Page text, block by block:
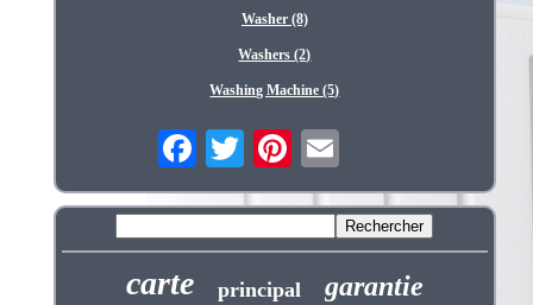
Washer (8)
Washers (2)
Washing Machine (5)
carte principal garantie